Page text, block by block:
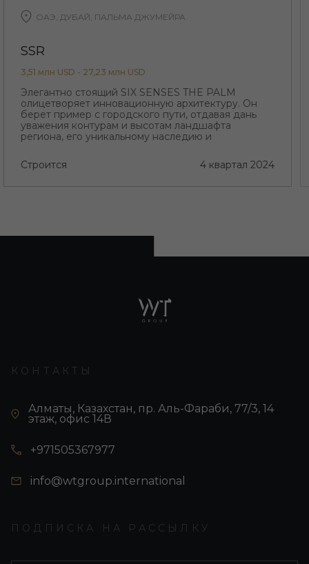
ОАЭ, ДУБАЙ, ПАЛЬМА ДЖУМЕЙРА
SSR
3,51 млн USD - 27,23 млн USD
Элегантно стоящий SIX SENSES THE PALM
олицетворяет инновационную архитектуру. Он
берет пример с городского пути, отдавая дань
уважения контурам и высотам ландшафта
региона, его уникальному наследию и
прогресса.
Строится 4 квартал 2024
КОНТАКТЫ
Алматы, Казахстан, пр. Аль-Фараби, 77/3, 14
этаж, офис 14В
+971505367977
info@wtgroup.international
ПОДПИСКА НА РАССЫЛКУ